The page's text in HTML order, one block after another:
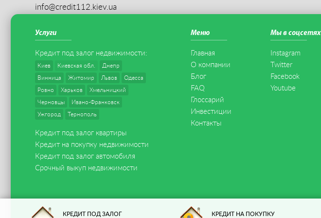
КРЕДИТ ПОД ЗАЛОГ КРЕДИТ НА ПОКУПКУ
info@credit112.kiev.ua
Услуги
Кредит под залог недвижимости:
Киев Киевская обл. Днепр
Винница Житомир Львов Одесса
Ровно Харьков Хмельницкий
Черновцы Ивано-Франковск
Ужгород Тернополь
Кредит под залог квартиры
Кредит на покупку недвижимости
Кредит под залог автомобиля
Срочный выкуп недвижимости
Меню
Главная
О компании
Блог
FAQ
Глоссарий
Инвестиции
Контакты
Мы в соцсетях
Instagram
Twitter
Facebook
Youtube